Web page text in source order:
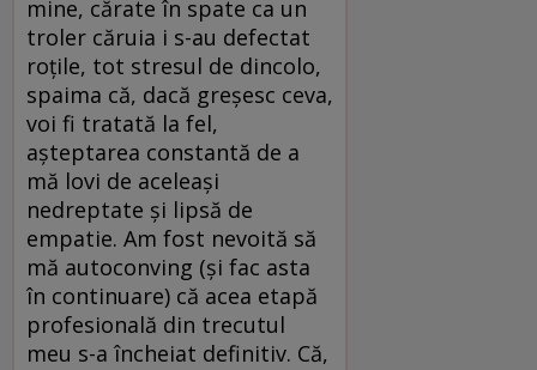
mine, cărate în spate ca un
troler căruia i s-au defectat
roțile, tot stresul de dincolo,
spaima că, dacă greșesc ceva,
voi fi tratată la fel,
așteptarea constantă de a
mă lovi de aceleași
nedreptate și lipsă de
empatie. Am fost nevoită să
mă autoconving (și fac asta
în continuare) că acea etapă
profesională din trecutul
meu s-a încheiat definitiv. Că,